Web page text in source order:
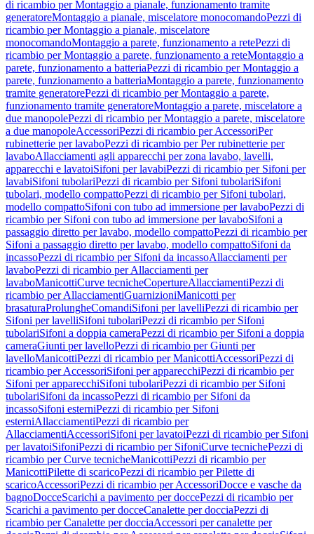
di ricambio per Montaggio a pianale, funzionamento tramite
generatoreMontaggio a pianale, miscelatore monocomandoPezzi di
ricambio per Montaggio a pianale, miscelatore
monocomandoMontaggio a parete, funzionamento a retePezzi di
ricambio per Montaggio a parete, funzionamento a reteMontaggio a
parete, funzionamento a batteriaPezzi di ricambio per Montaggio a
parete, funzionamento a batteriaMontaggio a parete, funzionamento
tramite generatorePezzi di ricambio per Montaggio a parete,
funzionamento tramite generatoreMontaggio a parete, miscelatore a
due manopolePezzi di ricambio per Montaggio a parete, miscelatore
a due manopoleAccessoriPezzi di ricambio per AccessoriPer
rubinetterie per lavaboPezzi di ricambio per Per rubinetterie per
lavaboAllacciamenti agli apparecchi per zona lavabo, lavelli,
apparecchi e lavatoiSifoni per lavabiPezzi di ricambio per Sifoni per
lavabiSifoni tubolariPezzi di ricambio per Sifoni tubolariSifoni
tubolari, modello compattoPezzi di ricambio per Sifoni tubolari,
modello compattoSifoni con tubo ad immersione per lavaboPezzi di
ricambio per Sifoni con tubo ad immersione per lavaboSifoni a
passaggio diretto per lavabo, modello compattoPezzi di ricambio per
Sifoni a passaggio diretto per lavabo, modello compattoSifoni da
incassoPezzi di ricambio per Sifoni da incassoAllacciamenti per
lavaboPezzi di ricambio per Allacciamenti per
lavaboManicottiCurve tecnicheCopertureAllacciamentiPezzi di
ricambio per AllacciamentiGuarnizioniManicotti per
brasaturaProlungheComandiSifoni per lavelliPezzi di ricambio per
Sifoni per lavelliSifoni tubolariPezzi di ricambio per Sifoni
tubolariSifoni a doppia cameraPezzi di ricambio per Sifoni a doppia
cameraGiunti per lavelloPezzi di ricambio per Giunti per
lavelloManicottiPezzi di ricambio per ManicottiAccessoriPezzi di
ricambio per AccessoriSifoni per apparecchiPezzi di ricambio per
Sifoni per apparecchiSifoni tubolariPezzi di ricambio per Sifoni
tubolariSifoni da incassoPezzi di ricambio per Sifoni da
incassoSifoni esterniPezzi di ricambio per Sifoni
esterniAllacciamentiPezzi di ricambio per
AllacciamentiAccessoriSifoni per lavatoiPezzi di ricambio per Sifoni
per lavatoiSifoniPezzi di ricambio per SifoniCurve tecnichePezzi di
ricambio per Curve tecnicheManicottiPezzi di ricambio per
ManicottiPilette di scaricoPezzi di ricambio per Pilette di
scaricoAccessoriPezzi di ricambio per AccessoriDocce e vasche da
bagnoDocceScarichi a pavimento per doccePezzi di ricambio per
Scarichi a pavimento per docceCanalette per docciaPezzi di
ricambio per Canalette per docciaAccessori per canalette per